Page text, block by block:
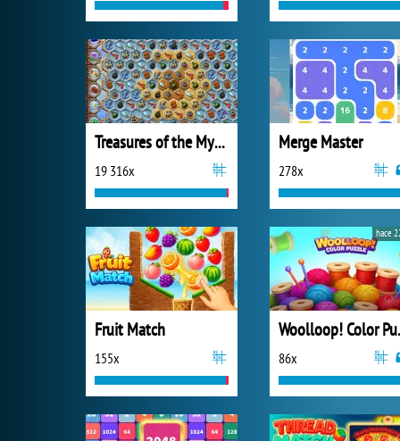
Treasures of the Mystic Sea
19 316x
Merge Master
278x
Fruit Match
155x 86x
hace